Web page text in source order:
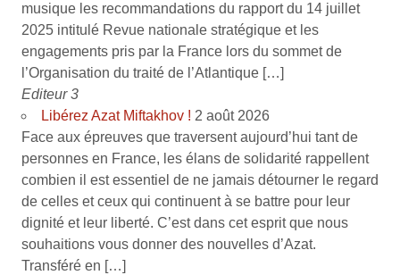
musique les recommandations du rapport du 14 juillet
2025 intitulé Revue nationale stratégique et les
engagements pris par la France lors du sommet de
l’Organisation du traité de l’Atlantique […]
Editeur 3
Libérez Azat Miftakhov ! 2 août 2026
Face aux épreuves que traversent aujourd’hui tant de
personnes en France, les élans de solidarité rappellent
combien il est essentiel de ne jamais détourner le regard
de celles et ceux qui continuent à se battre pour leur
dignité et leur liberté. C’est dans cet esprit que nous
souhaitions vous donner des nouvelles d’Azat.
Transféré en […]